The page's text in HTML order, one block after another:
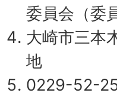
委員会（委
大崎市三本
地
0229-52-